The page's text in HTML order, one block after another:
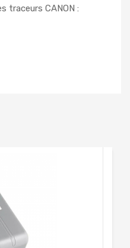
traceurs CANON :